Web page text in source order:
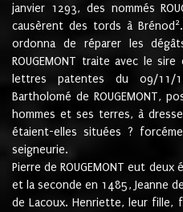
janvier 1293, des nommés
causèrent des tords à Brénod 2
ordonna de réparer les
ROUGEMONT traite avec le
lettres patentes du 09/11/
Bartholomé de ROUGEMONT,
hommes et ses terres, à
étaient-elles situées ?
seigneurie.
Pierre de ROUGEMONT eut deux
et la seconde en 1485, Jeanne
de Lacoux. Henriette, leur fille,